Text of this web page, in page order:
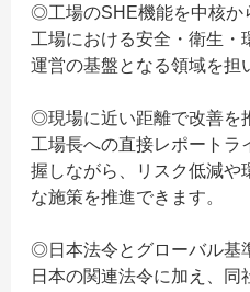
◎工場のSHE機能を中核か
工場における安全・衛生・
運営の基盤となる領域を担
◎現場に近い距離で改善を
工場長への直接レポートラ
握しながら、リスク低減や
な施策を推進できます。
◎日本法令とグローバル基
日本の関連法令に加え、